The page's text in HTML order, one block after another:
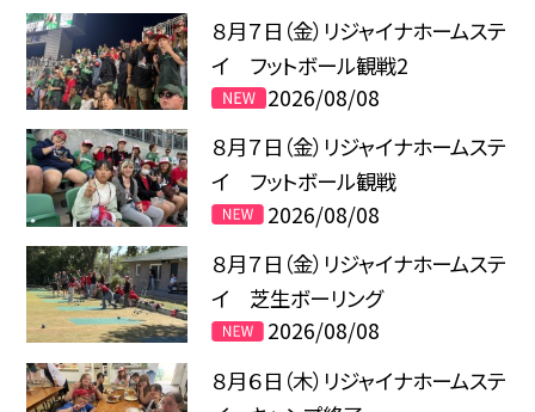
８月７日（金）リジャイナホームステ
イ フットボール観戦2
2026/08/08
８月７日（金）リジャイナホームステ
イ フットボール観戦
2026/08/08
８月７日（金）リジャイナホームステ
イ 芝生ボーリング
2026/08/08
８月６日（木）リジャイナホームステ